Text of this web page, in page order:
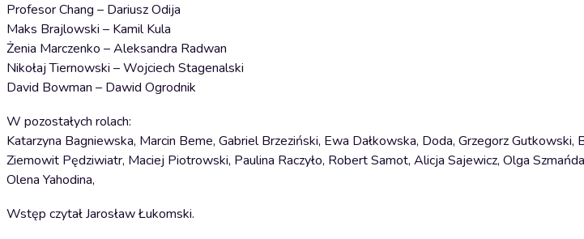
Profesor Chang – Dariusz Odija
Maks Brajlowski – Kamil Kula
Żenia Marczenko – Aleksandra Radwan
Nikołaj Tiernowski – Wojciech Stagenalski
David Bowman – Dawid Ogrodnik
W pozostałych rolach:
Katarzyna Bagniewska, Marcin Beme, Gabriel Brzeziński, Ewa Dałkowska, Doda, Grzegorz
Ziemowit Pędziwiatr, Maciej Piotrowski, Paulina Raczyło, Robert Samot, Alicja Sajewicz, Olga
Olena Yahodina,
Wstęp czytał Jarosław Łukomski.